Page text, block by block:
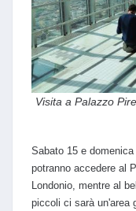
Visita a Palazzo
Sabato 15 e
potranno accedere al
Londonio, mentre al
piccoli ci sarà un'area